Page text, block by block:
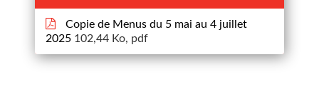
Copie de Menus du 5 mai au 4 juillet
2025 102,44 Ko, pdf